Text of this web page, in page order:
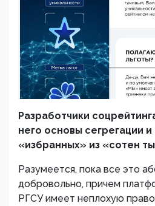
Разработчики
него основы сегрегации
«избранных» из «сотен
Разумеется, пока все это
добровольно, причем
РГСУ имеет неплохую